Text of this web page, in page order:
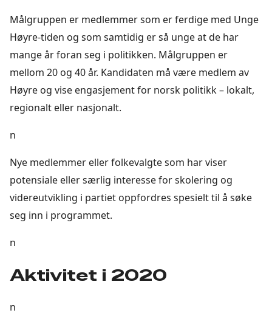
Målgruppen er medlemmer som er ferdige med Unge
Høyre-tiden og som samtidig er så unge at de har
mange år foran seg i politikken. Målgruppen er
mellom 20 og 40 år. Kandidaten må være medlem av
Høyre og vise engasjement for norsk politikk – lokalt,
regionalt eller nasjonalt.
n
Nye medlemmer eller folkevalgte som har viser
potensiale eller særlig interesse for skolering og
videreutvikling i partiet oppfordres spesielt til å søke
seg inn i programmet.
n
Aktivitet i 2020
n